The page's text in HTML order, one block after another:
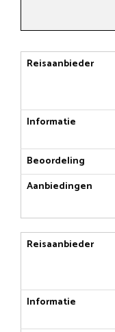
Reisaanbieder
Informatie
Beoordeling
Aanbiedingen
Reisaanbieder
Informatie